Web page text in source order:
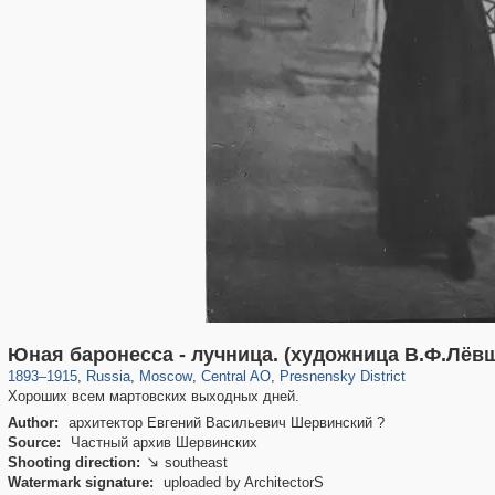
Юная баронесса - лучница. (художница
1893–1915, Russia
1,406,871 29,248
, Moscow
319,861 8,286
, Central AO
160,009 5,916
, Presnensky District
13,345 396
Хороших всем мартовских выходных дней.
Author:
архитектор Евгений Васильевич Шервинский ?
Source:
Частный архив Шервинских
Shooting direction:  southeast
Watermark signature:
uploaded by ArchitectorS